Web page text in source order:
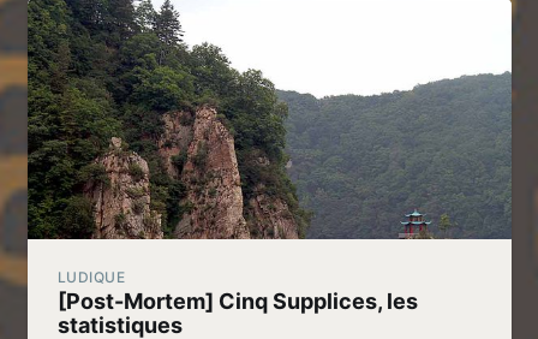
LUDIQUE
[Post-Mortem] Cinq Supplices, les
statistiques